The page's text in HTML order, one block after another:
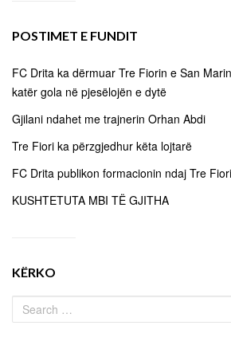
POSTIMET E FUNDIT
FC Drita ka dërmuar Tre Fiorin e San
katër gola në pjesëlojën e dytë
Gjilani ndahet me trajnerin Orhan Abdi
Tre Fiori ka përzgjedhur këta lojtarë
FC Drita publikon formacionin ndaj Tre Fiori
KUSHTETUTA MBI TË GJITHA
KËRKO